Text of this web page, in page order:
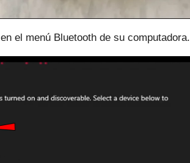
en el menú Bluetooth de su computadora.